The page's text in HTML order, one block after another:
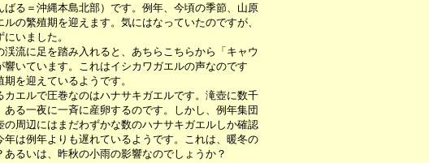
ばる＝沖縄本島北部）です。例年、今頃の季節、山原
の繁殖期を迎えます。気にはなっていたのですが、
いました。
流に足を踏み入れると、あちらこちらから「キャウ
響いています。これはイシカワガエルの声なのです
を迎えているようです。
エルで圧巻なのはハナサキガエルです。滝壺に数千
ある一夜に一斉に産卵するのです。しかし、例年集団
の周辺にはまだわずかな数のハナサキガエルしか確認
年は例年よりも遅れているようです。これは、暖冬の
るいは、昨秋の小雨の影響なのでしょうか？